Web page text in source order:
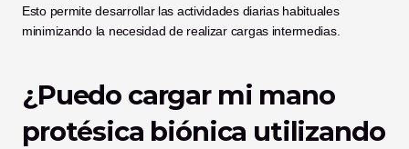
Esto permite desarrollar las actividades diarias habituales
minimizando la necesidad de realizar cargas intermedias.
¿Puedo cargar mi mano
protésica biónica utilizando